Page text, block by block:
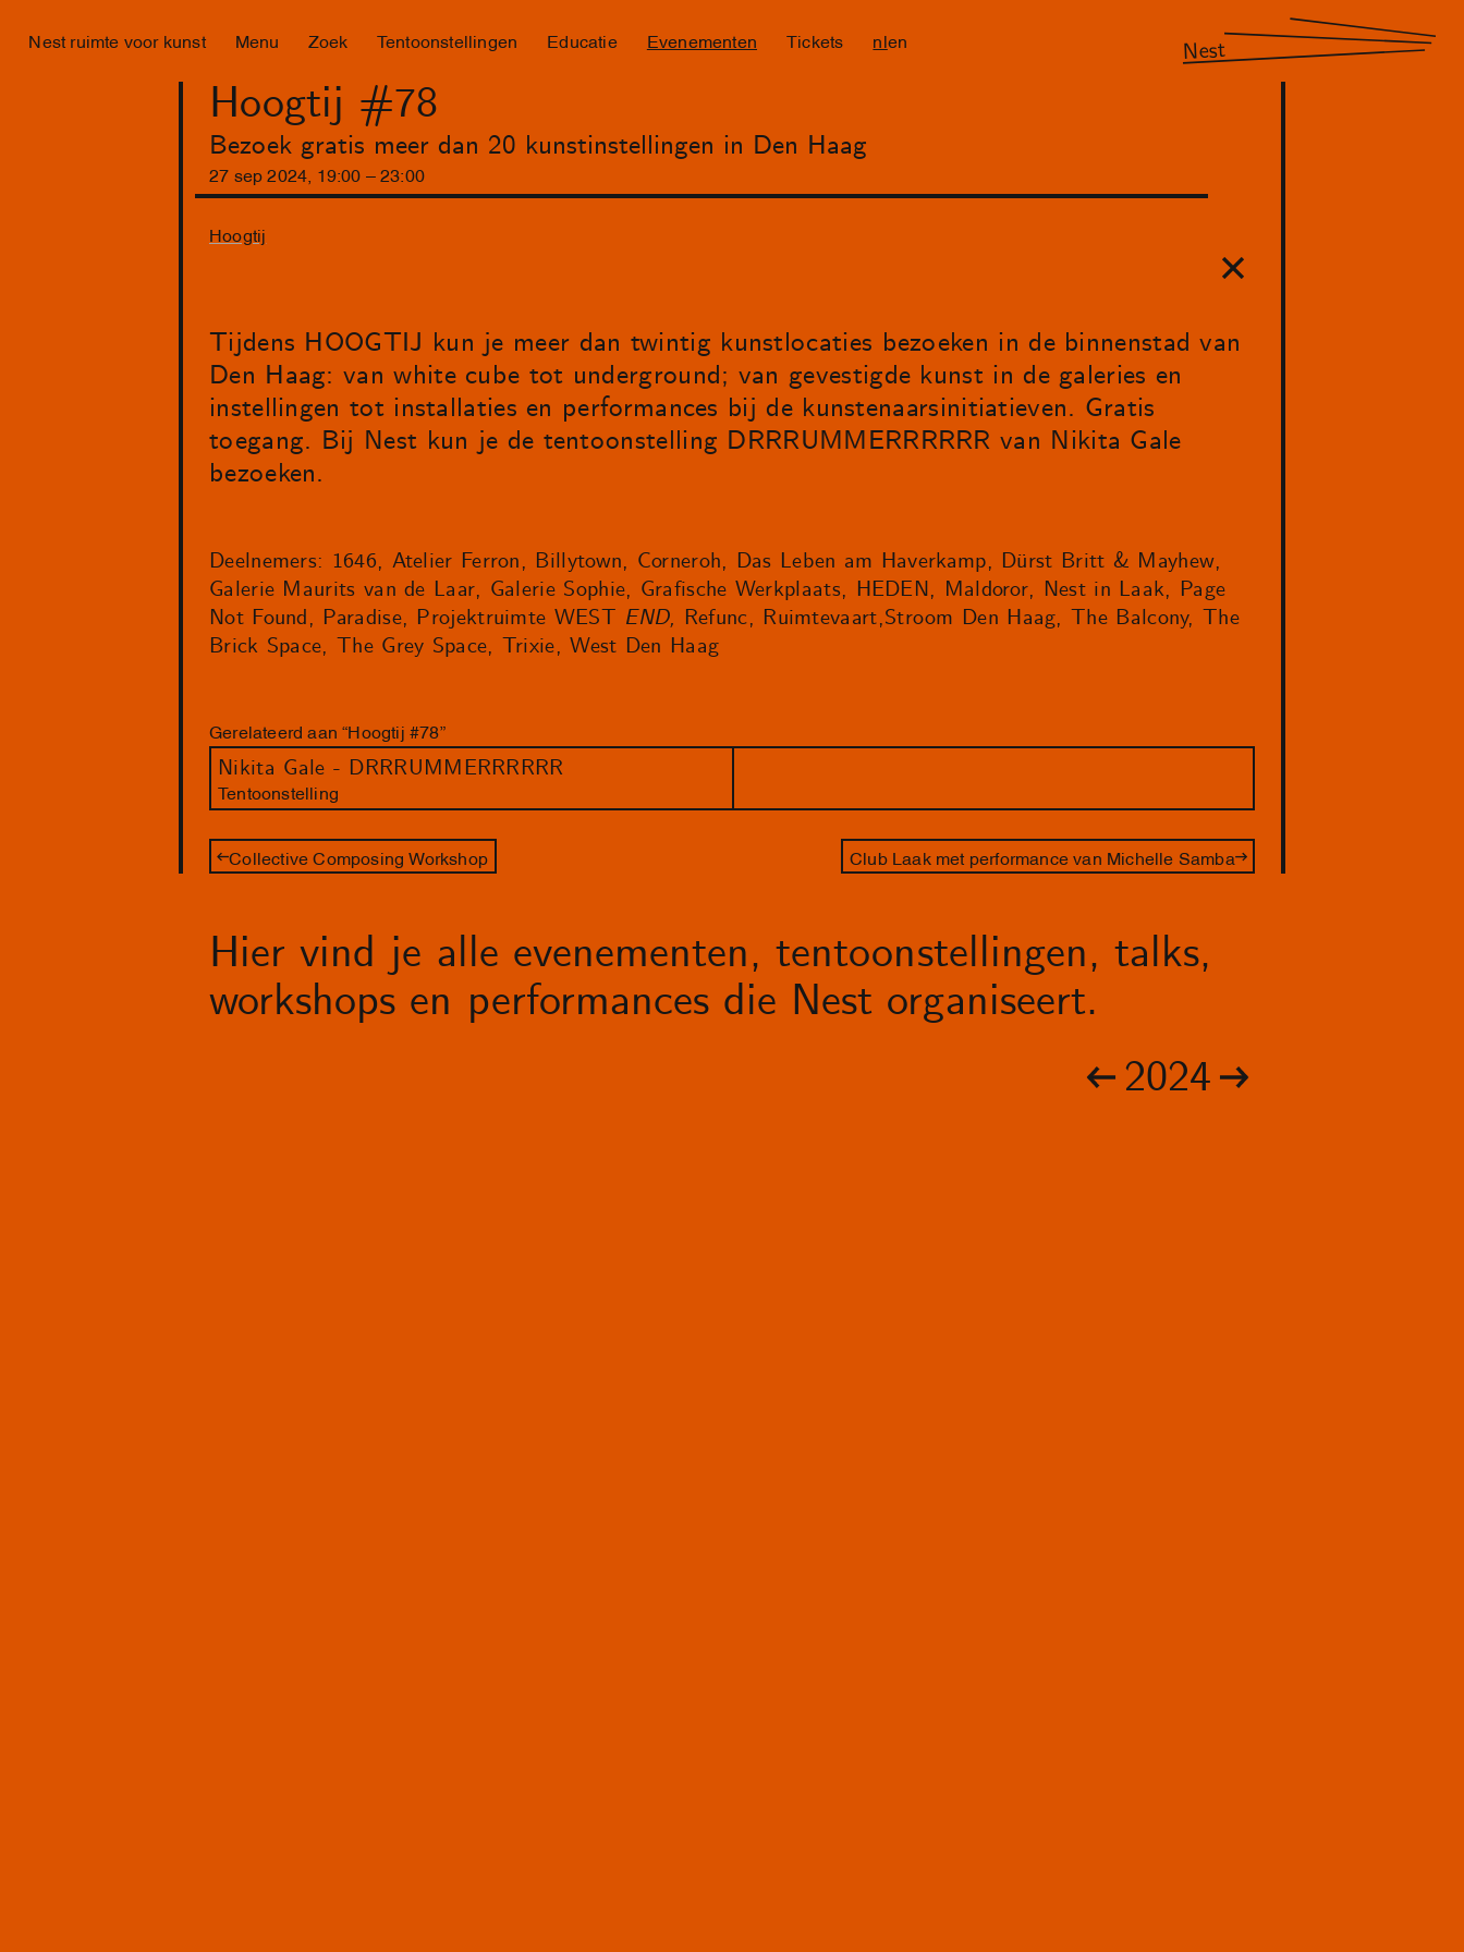
Nest ruimte voor kunst Menu Zoek Tentoonstellingen Educatie Evenementen Tickets nl en Nest
Hoogtij #78
Bezoek gratis meer dan 20 kunstinstellingen in Den Haag
27 sep 2024 19:00 –23 : 00
Hoogtij
Tijdens HOOGTIJ kun je meer dan twintig kunstlocaties bezoeken in de binnenstad van
Den Haag: van white cube tot underground; van gevestigde kunst in de galeries en
instellingen tot installaties en performances bij de kunstenaarsinitiatieven. Gratis
toegang. Bij Nest kun je de tentoonstelling DRRRUMMERRRRRR van Nikita Gale
bezoeken.
Deelnemers: 1646, Atelier Ferron, Billytown, Corneroh, Das Leben am Haverkamp, Dürst Britt & Mayhew,
Galerie Maurits van de Laar, Galerie Sophie, Grafische Werkplaats, HEDEN, Maldoror, Nest in Laak, Page
Not Found, Paradise, Projektruimte WEST END, Refunc, Ruimtevaart,Stroom Den Haag, The Balcony, The
Brick Space, The Grey Space, Trixie, West Den Haag
Gerelateerd aan “Hoogtij #78”
Nikita Gale - DRRRUMMERRRRRR
Tentoonstelling
Collective Composing Workshop Club Laak met performance van Michelle Samba
Hier vind je alle evenementen, tentoonstellingen, talks,
workshops en performances die Nest organiseert.
2024